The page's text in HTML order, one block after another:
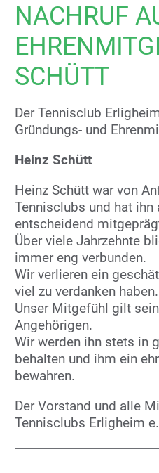
NACHRUF
SCHÜTT
Der Tennisclub
Gründungs- und
Heinz Schütt
Heinz Schütt war von
Tennisclubs und hat
entscheidend
Über viele Jahrzehnte
immer eng verbunden.
Wir verlieren ein
viel zu verdanken haben.
Unser Mitgefühl gilt
Angehörigen.
Wir werden ihn stets in
behalten und ihm ein
bewahren.
Der Vorstand und alle
Tennisclubs Erligheim